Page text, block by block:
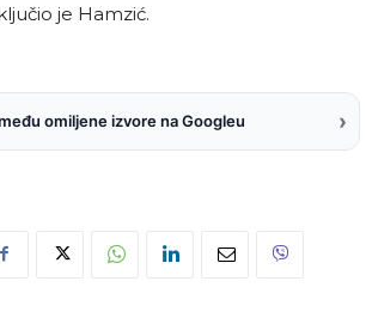
je Hamzić.
omiljene izvore na Googleu ›